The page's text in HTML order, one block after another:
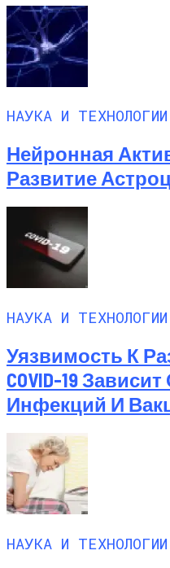
НАУКА И ТЕХНОЛОГИИ
Нейронная
Развитие
НАУКА И ТЕХНОЛОГИИ
Уязвимость К
COVID-19
Инфекций И
НАУКА И ТЕХНОЛОГИИ